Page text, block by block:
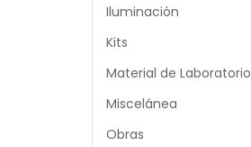
Iluminación
Kits
Material de Laboratorio
Miscelánea
Obras